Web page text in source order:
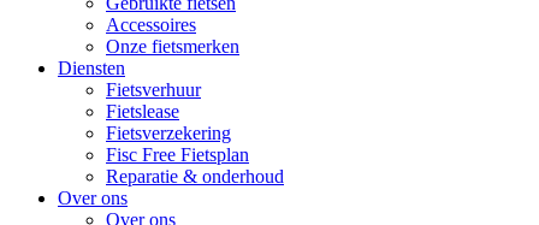
Accessoires
Onze fietsmerken
Diensten
Fietsverhuur
Fietslease
Fietsverzekering
Fisc Free Fietsplan
Reparatie & onderhoud
Over ons
Over ons